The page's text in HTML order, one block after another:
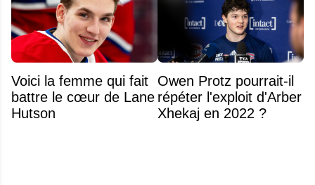
Voici la femme qui fait
battre le cœur de Lane
Hutson
Owen Protz pourrait-il
répéter l'exploit d'Arber
Xhekaj en 2022 ?